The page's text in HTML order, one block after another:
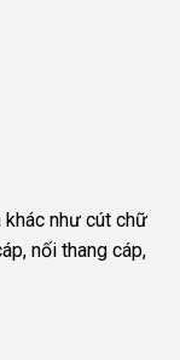
như cút chữ
nối thang cáp,